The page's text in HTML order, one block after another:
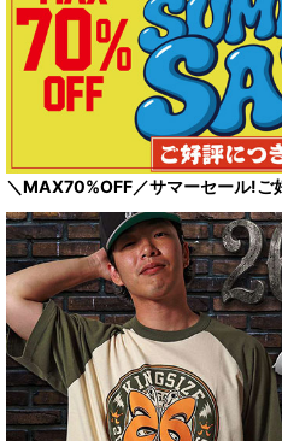
＼MAX70%OFF／サマーセール!ご